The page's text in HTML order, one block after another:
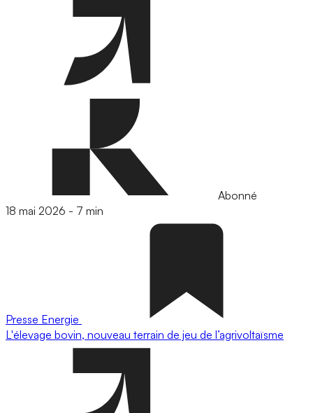
Abonné
18 mai 2026 - 7 min
Presse Energie
L'élevage bovin, nouveau terrain de jeu de l’agrivoltaïsme